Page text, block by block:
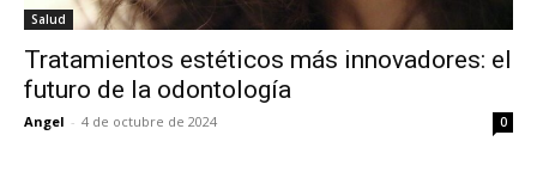
Salud
Tratamientos estéticos más innovadores: el
futuro de la odontología
Angel - 4 de octubre de 2024 0